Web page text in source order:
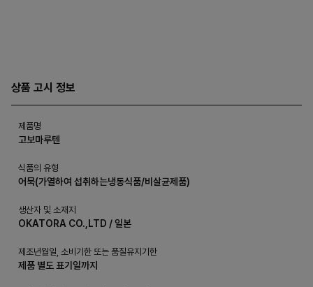
상품 고시 정보
제품명
고보마루텐
식품의 유형
어묵(가열하여 섭취하는냉동식품/비살균제품)
생산자 및 소재지
OKATORA CO.,LTD / 일본
제조년월일, 소비기한 또는 품질유지기한
제품 별도 표기일까지